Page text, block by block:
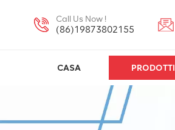
Call Us Now !
(86)19873802155
CASA PRODOTTI